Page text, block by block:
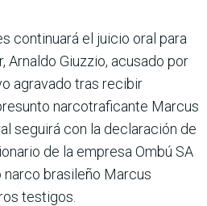
conti­nuará el juicio oral para
Arnaldo Giuzzio, acu­sado por
agravado tras recibir
narcotraficante Mar­cus
seguirá con la declara­ción de
de la empresa Ombú SA
brasileño Mar­cus
testigos.